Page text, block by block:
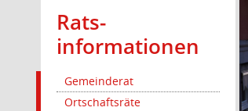
Rats­
informationen
Gemeinderat
Ortschaftsräte